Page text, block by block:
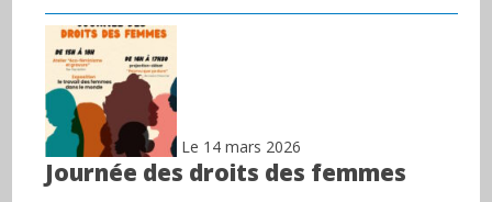
Le 14 mars 2026
Journée des droits des femmes